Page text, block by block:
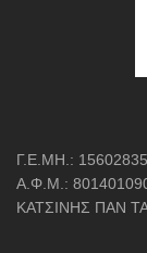
Γ.Ε.ΜΗ.:
Α.Φ.Μ.:
ΚΑΤΣΙΝΗΣ ΠΑΝ